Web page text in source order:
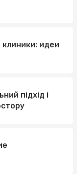
идеи
підхід і